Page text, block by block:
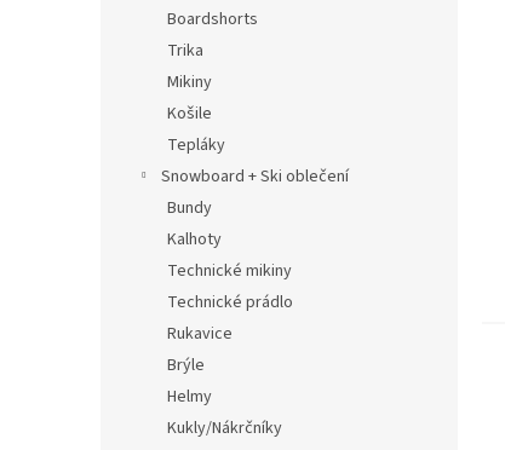
Boardshorts
Trika
Mikiny
Košile
Tepláky
Snowboard + Ski oblečení
Bundy
Kalhoty
Technické mikiny
Technické prádlo
Rukavice
Brýle
Helmy
Kukly/Nákrčníky